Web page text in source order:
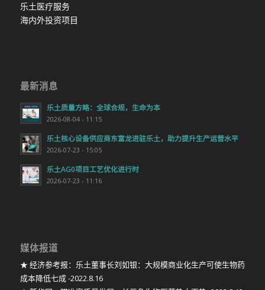
乐土医疗服务
海内外投资项目
最新消息
乐土质量方略：全球合规，生命为本
2026-08-04 - 11:15
乐土核心设备供应商东富龙进驻乐土，助力提升生产运营水平
2026-07-23 - 15:05
乐土AG0项目工艺优化进行时
2026-07-23 - 11:16
媒体报道
★ 经济参考报：乐土董事长刘如银：大规模商业化生产可使生物药
成本降低七成 -2022.8.16